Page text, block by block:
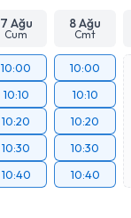
7 Ağu
Cum
8 Ağu
Cmt
10:00
10:10
10:20
10:30
10:40
10:00
10:10
10:20
10:30
10:40